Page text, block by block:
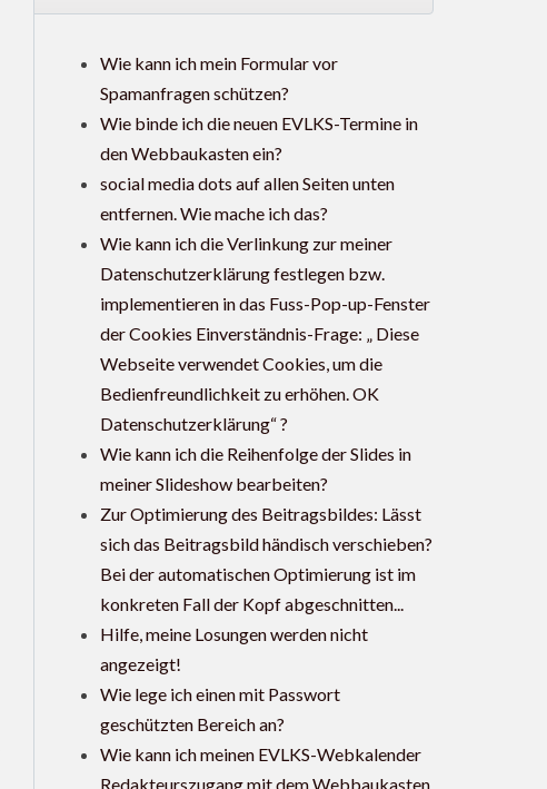
Wie kann ich mein Formular vor
Spamanfragen schützen?
Wie binde ich die neuen EVLKS-Termine in
den Webbaukasten ein?
social media dots auf allen Seiten unten
entfernen. Wie mache ich das?
Wie kann ich die Verlinkung zur meiner
Datenschutzerklärung festlegen bzw.
implementieren in das Fuss-Pop-up-Fenster
der Cookies Einverständnis-Frage: „ Diese
Webseite verwendet Cookies, um die
Bedienfreundlichkeit zu erhöhen. OK
Datenschutzerklärung“ ?
Wie kann ich die Reihenfolge der Slides in
meiner Slideshow bearbeiten?
Zur Optimierung des Beitragsbildes: Lässt
sich das Beitragsbild händisch verschieben?
Bei der automatischen Optimierung ist im
konkreten Fall der Kopf abgeschnitten...
Hilfe, meine Losungen werden nicht
angezeigt!
Wie lege ich einen mit Passwort
geschützten Bereich an?
Wie kann ich meinen EVLKS-Webkalender
Redakteurszugang mit dem Webbaukasten